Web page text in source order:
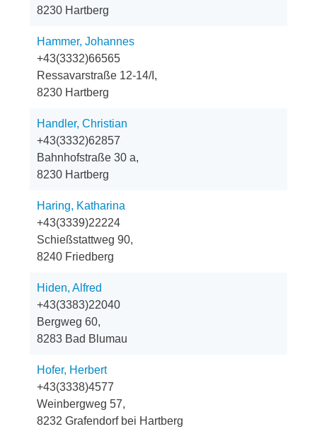
8230 Hartberg
Hammer, Johannes
+43(3332)66565
Ressavarstraße 12-14/I,
8230 Hartberg
Handler, Christian
+43(3332)62857
Bahnhofstraße 30 a,
8230 Hartberg
Haring, Katharina
+43(3339)22224
Schießstattweg 90,
8240 Friedberg
Hiden, Alfred
+43(3383)22040
Bergweg 60,
8283 Bad Blumau
Hofer, Herbert
+43(3338)4577
Weinbergweg 57,
8232 Grafendorf bei Hartberg